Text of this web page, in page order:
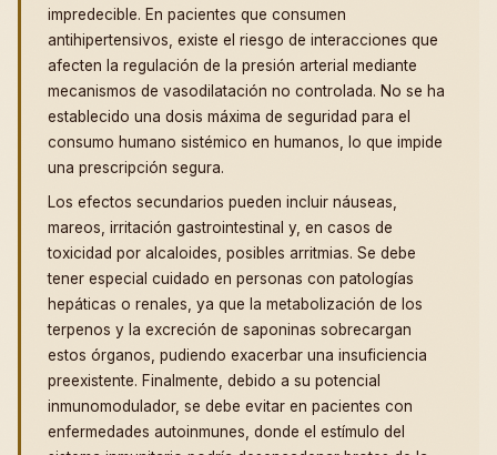
impredecible. En pacientes que consumen
antihipertensivos, existe el riesgo de interacciones que
afecten la regulación de la presión arterial mediante
mecanismos de vasodilatación no controlada. No se ha
establecido una dosis máxima de seguridad para el
consumo humano sistémico en humanos, lo que impide
una prescripción segura.
Los efectos secundarios pueden incluir náuseas,
mareos, irritación gastrointestinal y, en casos de
toxicidad por alcaloides, posibles arritmias. Se debe
tener especial cuidado en personas con patologías
hepáticas o renales, ya que la metabolización de los
terpenos y la excreción de saponinas sobrecargan
estos órganos, pudiendo exacerbar una insuficiencia
preexistente. Finalmente, debido a su potencial
inmunomodulador, se debe evitar en pacientes con
enfermedades autoinmunes, donde el estímulo del